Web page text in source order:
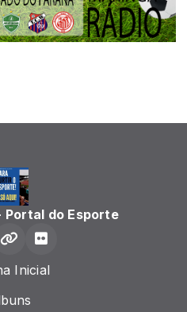
Portal do Esporte
Inicial